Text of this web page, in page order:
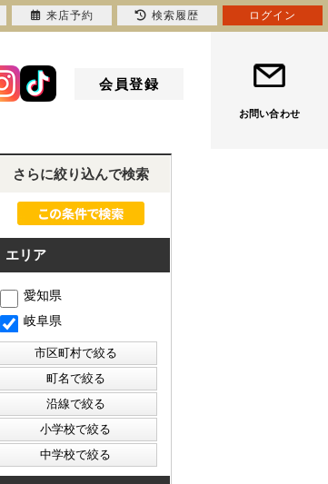
会員登録
お問い合わせ
さらに絞り込んで検索
エリア
愛知県
岐阜県
来店予約 検索履歴 ログイン